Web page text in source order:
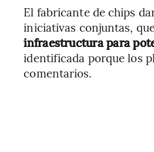
El fabricante de chips
iniciativas conjuntas,
infraestructura para
identificada porque los
comentarios.